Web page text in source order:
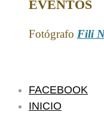
EVENTOS
Fotógrafo Fili
FACEBOOK
INICIO